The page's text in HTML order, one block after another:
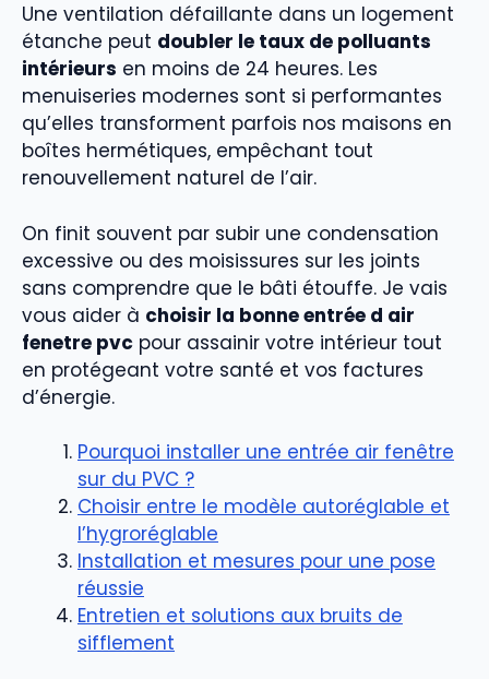
Une ventilation défaillante dans un logement
étanche peut doubler le taux de polluants
intérieurs en moins de 24 heures. Les
menuiseries modernes sont si performantes
qu’elles transforment parfois nos maisons en
boîtes hermétiques, empêchant tout
renouvellement naturel de l’air.
On finit souvent par subir une condensation
excessive ou des moisissures sur les joints
sans comprendre que le bâti étouffe. Je vais
vous aider à choisir la bonne entrée d air
fenetre pvc pour assainir votre intérieur tout
en protégeant votre santé et vos factures
d’énergie.
Pourquoi installer une entrée air fenêtre
sur du PVC ?
Choisir entre le modèle autoréglable et
l’hygroréglable
Installation et mesures pour une pose
réussie
Entretien et solutions aux bruits de
sifflement